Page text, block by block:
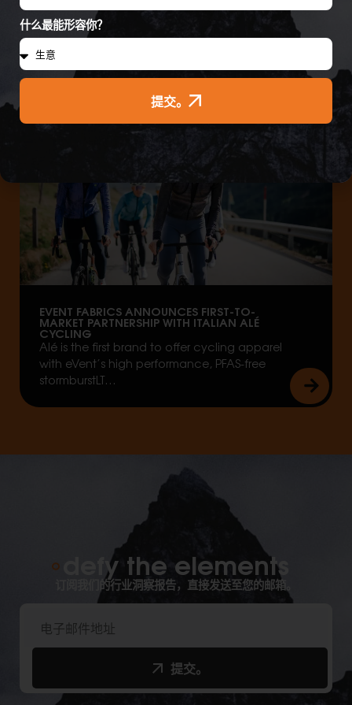
CONVERSATION WITH RUSS STEVENS OF
TOPO ATHLETIC
In The News
EVENT FABRICS ANNOUNCES FIRST-TO-
MARKET PARTNERSHIP WITH ITALIAN ALÉ
CYCLING
Alé is the first brand to offer cycling apparel
with eVent’s high performance, PFAS-free
stormburstLT…
defy the elements
订阅我们的行业洞察报告，直接发送至您的邮箱。
提交。
什么最能形容你？
提交。